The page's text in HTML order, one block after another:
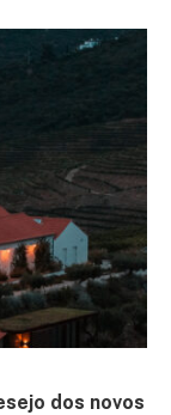
dos novos